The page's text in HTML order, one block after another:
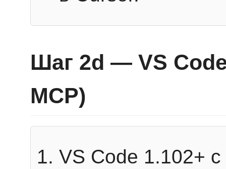
Шаг 2d — VS
MCP)
VS Code 1.102+